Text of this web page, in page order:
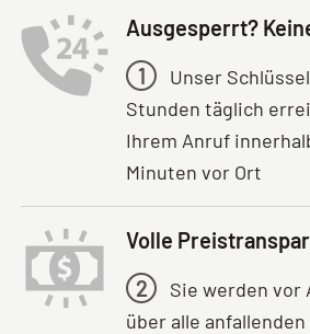
Ausgesperrt?
1
Unser
Stunden täglich
Ihrem Anruf
Minuten vor Ort
Volle
2
Sie werden
über alle